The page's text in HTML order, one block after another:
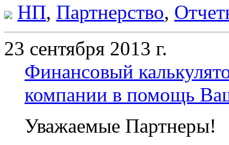
НП, Партнерство,
23 сентября 2013 г.
Финансовый
компании в помощь
Уважаемые Партнеры!